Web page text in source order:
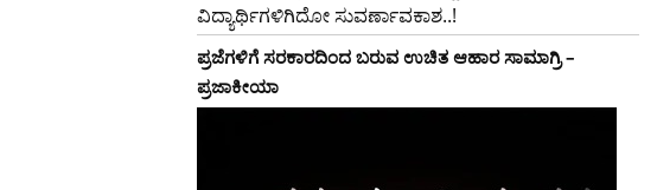
ವಿದ್ಯಾರ್ಥಿಗಳಿಗಿದೋ ಸುವರ್ಣಾವಕಾಶ..!
ಪ್ರಜೆಗಳಿಗೆ ಸರಕಾರದಿಂದ ಬರುವ ಉಚಿತ ಆಹಾರ ಸಾಮಾಗ್ರಿ –
ಪ್ರಜಾಕೀಯಾ